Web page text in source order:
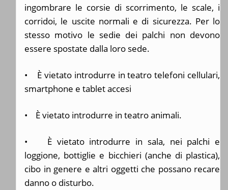
ingombrare le corsie di scorrimento, le scale, i
corridoi, le uscite normali e di sicurezza. Per lo
stesso motivo le sedie dei palchi non devono
essere spostate dalla loro sede.
• È vietato introdurre in teatro telefoni cellulari,
smartphone e tablet accesi
• È vietato introdurre in teatro animali.
• È vietato introdurre in sala, nei palchi e
loggione, bottiglie e bicchieri (anche di plastica),
cibo in genere e altri oggetti che possano recare
danno o disturbo.